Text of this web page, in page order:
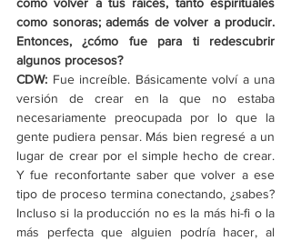
como sonoras; además de volver a producir.
Entonces, ¿cómo fue para ti redescubrir
algunos procesos?
CDW: Fue increíble. Básicamente volví a una
versión de crear en la que no estaba
necesariamente preocupada por lo que la
gente pudiera pensar. Más bien regresé a un
lugar de crear por el simple hecho de crear.
Y fue reconfortante saber que volver a ese
tipo de proceso termina conectando, ¿sabes?
Incluso si la producción no es la más hi-fi o la
más perfecta que alguien podría hacer, al